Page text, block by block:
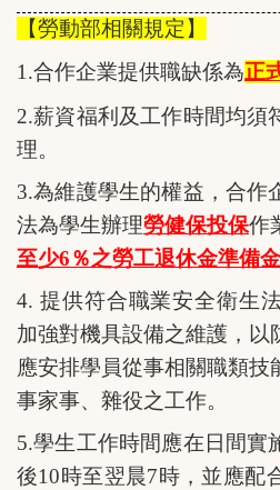
【勞動部相關規定】
1.合作企業提供職缺係為正
2.薪資福利及工作時間均須
理。
3.為維護學生的權益，合作
法為學生辦理勞健保投保作
至少6％之勞工退休金準備金
4. 提供符合職業安全衛生
加強對機具設備之維護，以
應安排學員從事相關職類技
事家事、雜役之工作。
5.學生工作時間應在日間實
後10時至翌晨7時，並應配